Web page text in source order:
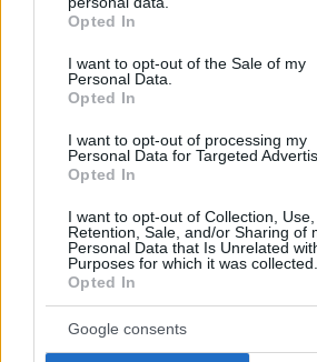
grant or deny consent to Google and its
use your data for below specified
consent section.
Opted In
I want to opt-out of the Sale of my
Personal Data.
Opted In
I want to opt-out of processing my
Personal Data for Targeted
Opted In
I want to opt-out of Collection, Use,
Retention, Sale, and/or Sharing of
Personal Data that Is Unrelated
Purposes for which it was collected.
Opted In
Google consents